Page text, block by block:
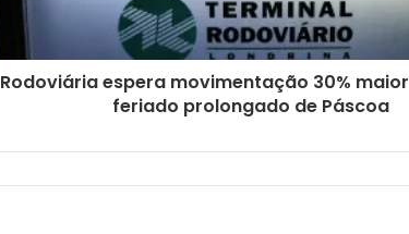
Rodoviária espera movimentação 30%
feriado prolongado de Páscoa